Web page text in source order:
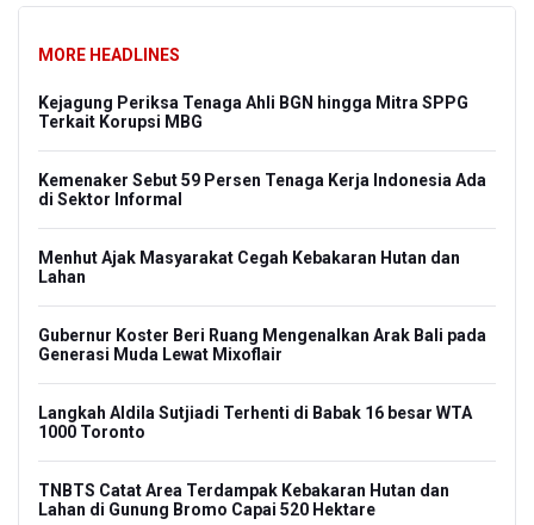
MORE HEADLINES
Kejagung Periksa Tenaga Ahli BGN hingga Mitra SPPG
Terkait Korupsi MBG
Kemenaker Sebut 59 Persen Tenaga Kerja Indonesia Ada
di Sektor Informal
Menhut Ajak Masyarakat Cegah Kebakaran Hutan dan
Lahan
Gubernur Koster Beri Ruang Mengenalkan Arak Bali pada
Generasi Muda Lewat Mixoflair
Langkah Aldila Sutjiadi Terhenti di Babak 16 besar WTA
1000 Toronto
TNBTS Catat Area Terdampak Kebakaran Hutan dan
Lahan di Gunung Bromo Capai 520 Hektare